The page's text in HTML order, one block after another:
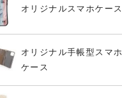
オリジナルスマホケース
オリジナル手帳型スマホ
ケース